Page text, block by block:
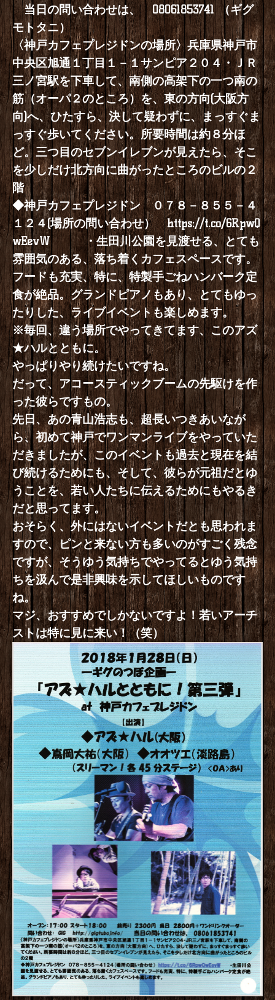
当日の問い合わせは、 08061853741 （ギグ
モトタニ）
〈神戸カフェプレジドンの場所〉兵庫県神戸市
中央区旭通１丁目１－１サンピア２０４・ＪＲ
三ノ宮駅を下車して、南側の高架下の一つ南の
筋（オーパ２のところ）を、東の方向(大阪方
向)へ、ひたすら、決して疑わずに、まっすぐま
っすぐ歩いてください。所要時間は約８分ほ
ど。三つ目のセブンイレブンが見えたら、そこ
を少しだけ北方向に曲がったところのビルの２
階
◆神戸カフェプレジドン ０７８－８５５－４
１２４(場所の問い合わせ）https://t.co/6RpwQ
wEevW・生田川公園を見渡せる、とても
雰囲気のある、落ち着くカフェスペースです。
フードも充実、特に、特製手ごねハンバーク定
食が絶品。グランドピアノもあり、とてもゆっ
たりした、ライブイベントも楽しめます。
※毎回、違う場所でやってきてます、このアズ
★ハルとともに。
やっぱりやり続けたいですね。
だって、アコースティックブームの先駆けを作
った彼らですもの。
先日、あの青山浩志も、超長いつきあいなが
ら、初めて神戸でワンマンライブをやっていた
だきましたが、このイベントも過去と現在を結
び続けるためにも、そして、彼らが元祖だとゆ
うことを、若い人たちに伝えるためにもやるき
だと思ってます。
おそらく、外にはないイベントだとも思われま
すので、ピンと来ない方も多いのがすごく残念
ですが、そうゆう気持ちでやってるとゆう気持
ちを汲んで是非興味を示してほしいものです
ね。
マジ、おすすめでしかないですよ！若いアーチ
ストは特に見に来い！（笑）